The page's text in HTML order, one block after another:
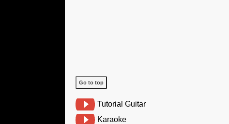
Go to top
Tutorial Guitar
Karaoke